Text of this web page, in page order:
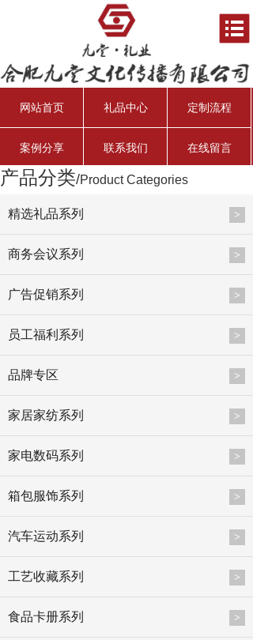
网站首页 礼品中心 定制流程
案例分享 联系我们 在线留言
资产管理经理 行业分析师 资深投资总监
产品分类/Product Categories
精选礼品系列 >
商务会议系列 >
广告促销系列 >
员工福利系列 >
品牌专区 >
家居家纺系列 >
家电数码系列 >
箱包服饰系列 >
汽车运动系列 >
工艺收藏系列 >
食品卡册系列 >